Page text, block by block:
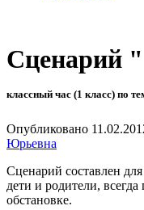
Сценарий
классный час (1 класс) по
Опубликовано
Юрьевна
Сценарий составлен
дети и родители,
обстановке.